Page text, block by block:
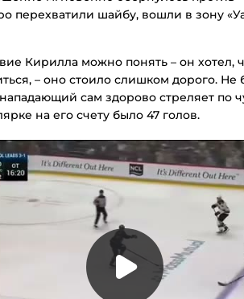
перехватили шайбу, вошли в зону
Кирилла можно понять – он хотел,
– оно стоило слишком дорого. Не
сам здорово стреляет по
на его счету было 47 голов.